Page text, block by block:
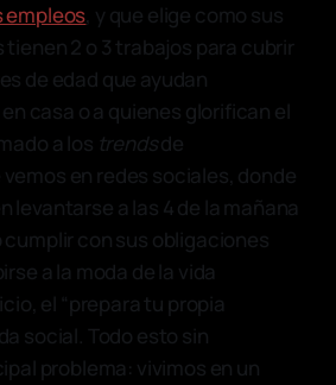
empleos, y que elige como sus
tienen 2 o 3 trabajos para cubrir
de edad que ayudan
casa o a quienes glorifican el
a los trendsde
en redes sociales, donde
levantarse a las 4 de la mañana
cumplir con sus obligaciones
a la moda de la vida
el “prepara tu propia
social. Todo esto sin
problema: vivimos en un